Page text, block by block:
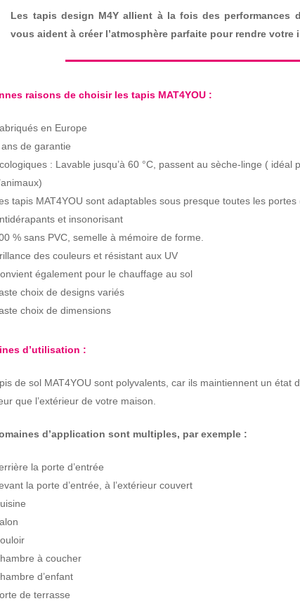
Les tapis design M4Y allient à la fois des performances
vous aident à créer l’atmosphère parfaite pour rendre
raisons de choisir les tapis MAT4YOU :
en Europe
ans de garantie
: Lavable jusqu’à 60 °C, passent au sèche-linge (
tapis MAT4YOU sont adaptables sous presque toutes les portes
et insonorisant
% sans PVC, semelle à mémoire de forme.
des couleurs et résistant aux UV
également pour le chauffage au sol
choix de designs variés
choix de dimensions
d’utilisation :
de sol MAT4YOU sont polyvalents, car ils maintiennent un état
que l’extérieur de votre maison.
d’application sont multiples, par exemple :
la porte d’entrée
la porte d’entrée, à l’extérieur couvert
à coucher
d’enfant
de terrasse